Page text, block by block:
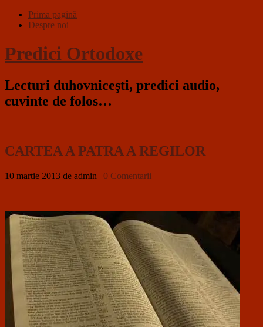
Prima pagină
Despre noi
Predici Ortodoxe
Lecturi duhovniceşti, predici audio,
cuvinte de folos…
CARTEA A PATRA A REGILOR
10 martie 2013 de admin | 0 Comentarii